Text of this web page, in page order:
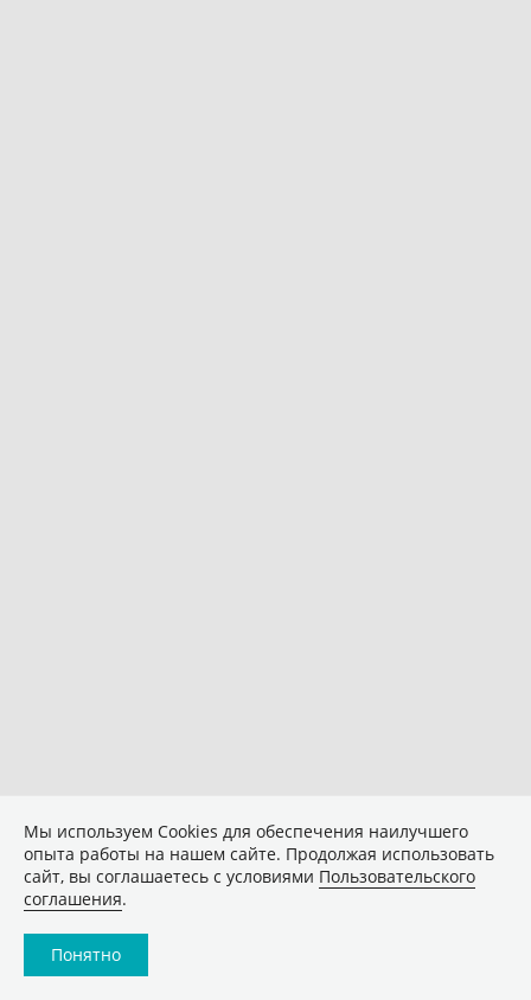
Мы используем Сookies для обеспечения наилучшего
опыта работы на нашем сайте. Продолжая использовать
сайт, вы соглашаетесь с условиями Пользовательского
соглашения.
Понятно